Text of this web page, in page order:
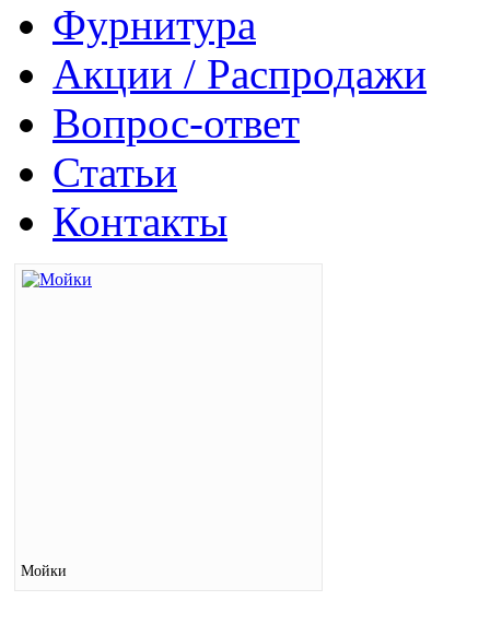
Фурнитура
Акции / Распродажи
Вопрос-ответ
Статьи
Контакты
Мойки